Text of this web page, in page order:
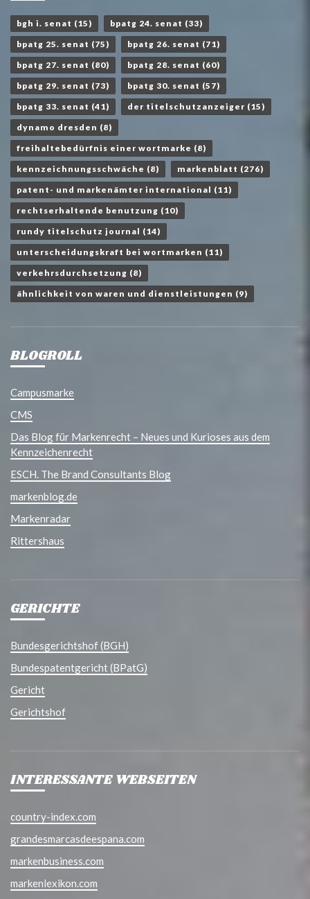
bgh i. senat (15) bpatg 24. senat (33)
bpatg 25. senat (75) bpatg 26. senat (71)
bpatg 27. senat (80) bpatg 28. senat (60)
bpatg 29. senat (73) bpatg 30. senat (57)
bpatg 33. senat (41) der titelschutzanzeiger (15)
dynamo dresden (8)
freihaltebedürfnis einer wortmarke (8)
kennzeichnungsschwäche (8) markenblatt (276)
patent- und markenämter international (11)
rechtserhaltende benutzung (10)
rundy titelschutz journal (14)
unterscheidungskraft bei wortmarken (11)
verkehrsdurchsetzung (8)
ähnlichkeit von waren und dienstleistungen (9)
BLOGROLL
Campusmarke
CMS
Das Blog für Markenrecht – Neues und Kurioses aus dem
Kennzeichenrecht
ESCH. The Brand Consultants Blog
markenblog.de
Markenradar
Rittershaus
GERICHTE
Bundesgerichtshof (BGH)
Bundespatentgericht (BPatG)
Gericht
Gerichtshof
INTERESSANTE WEBSEITEN
country-index.com
grandesmarcasdeespana.com
markenbusiness.com
markenlexikon.com